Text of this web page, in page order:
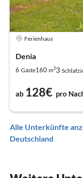
Ferienhaus
Denia
6 Gäste160 m23
ab 128€ pro
Alle Unterkünfte
Deutschland